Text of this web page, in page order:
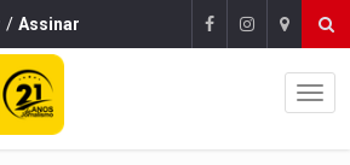
/ Assinar